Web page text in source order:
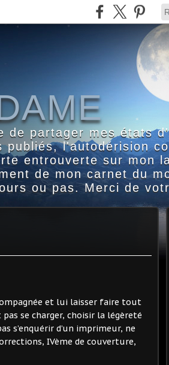
de partager mes états
publiés, l'autodérision
entrouverte sur mon
de mon carnet du
ou pas. Merci de
et lui laisser faire tout
se charger, choisir la légèreté
s’enquérir d’un imprimeur, ne
IVème de couverture,